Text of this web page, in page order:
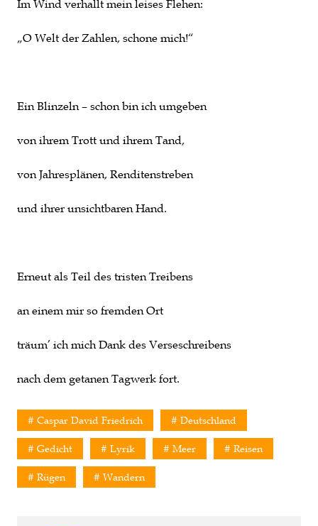
Im Wind verhallt mein leises Flehen:
„O Welt der Zahlen, schone mich!“
Ein Blinzeln – schon bin ich umgeben
von ihrem Trott und ihrem Tand,
von Jahresplänen, Renditenstreben
und ihrer unsichtbaren Hand.
Erneut als Teil des tristen Treibens
an einem mir so fremden Ort
träum’ ich mich Dank des Verseschreibens
nach dem getanen Tagwerk fort.
Caspar David Friedrich Deutschland
Gedicht Lyrik Meer Reisen
Rügen Wandern